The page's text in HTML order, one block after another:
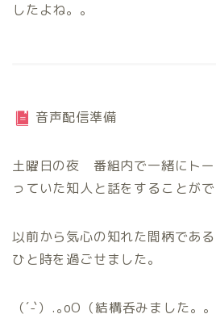
したよね。。
音声配信準備
土曜日の夜 番組内で一緒にト
っていた知人と話をすることがで
以前から気心の知れた間柄であ
ひと時を過ごせました。
（´-`）.｡oO（結構呑みました。。